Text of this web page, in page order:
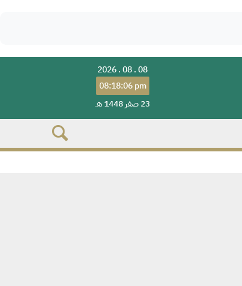
2026 . 08 . 08
08:18:06 pm
23 صفر 1448 هـ